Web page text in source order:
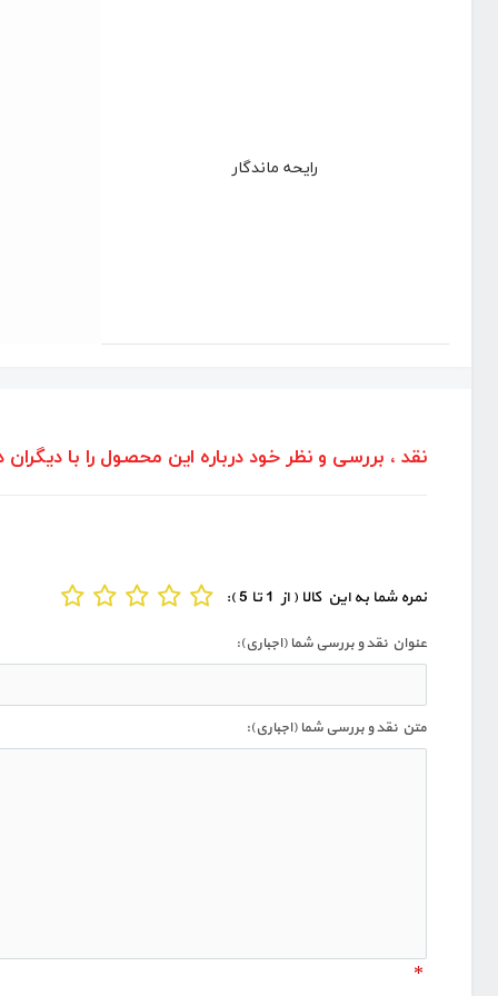
رایحه ماندگار
نقد ، بررسی و نظر خود درباره این محصول را با دیگران
نمره شما به این کالا ( از 1 تا 5 ):
عنوان نقد و بررسی شما (اجباری):
متن نقد و بررسی شما (اجباری):
*